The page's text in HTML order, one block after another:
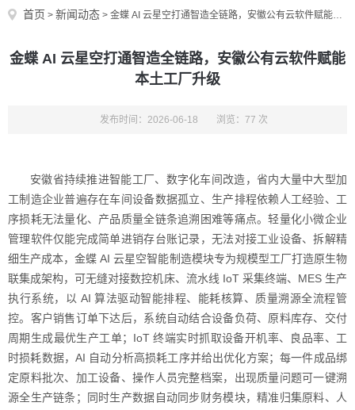
首页 > 新闻动态 > 金蝶 AI 云星空打通智造全链路，安徽公有云软件赋能本土工厂升级
金蝶 AI 云星空打通智造全链路，安徽公有云软件赋能
本土工厂升级
发布时间：2026-06-18 浏览：77 次
安徽省持续推进智能工厂、数字化车间改造，省内大量中大型加
工制造企业普遍存在车间设备数据孤立、生产排程依赖人工经验、工
序损耗无法量化、产品质量全链条追溯困难等痛点。轻量化小微企业
管理软件仅能完成简单进销存台账记录，无法对接工业设备、拆解精
细生产成本，金蝶 AI 云星空智能制造模块专为规模型工厂打造原生物
联集成架构，可无缝对接数控机床、流水线 IoT 采集终端、MES 生产
执行系统，以 AI 算法驱动智能排程、能耗核算、质量溯源全流程管
控。客户销售订单下达后，系统自动结合设备负荷、原料库存、交付
周期生成最优生产工单；IoT 终端实时抓取设备开机率、良品率、工
时损耗数据，AI 自动分析高损耗工序并给出优化方案；每一件成品绑
定原料批次、加工设备、操作人员完整档案，出现质量问题可一键溯
源全生产链条；同时生产数据自动同步财务模块，精准归集原料、人